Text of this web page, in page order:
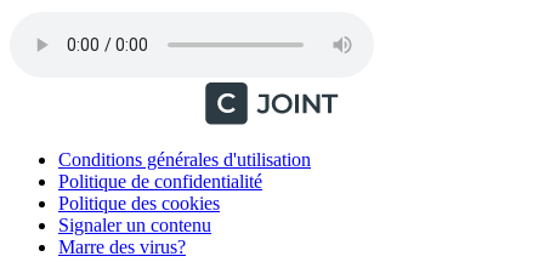
Conditions générales d'utilisation
Politique de confidentialité
Politique des cookies
Signaler un contenu
Marre des virus?